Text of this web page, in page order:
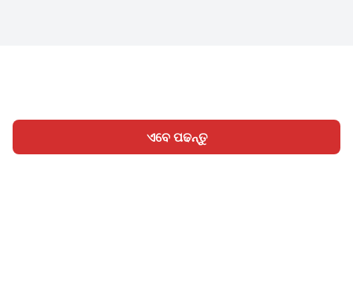
ଏବେ ପଢନ୍ତୁ
ହୋମ ବିଭାଗ ଲେଖନ୍ତୁ ସାଇନ୍ ଇନ୍